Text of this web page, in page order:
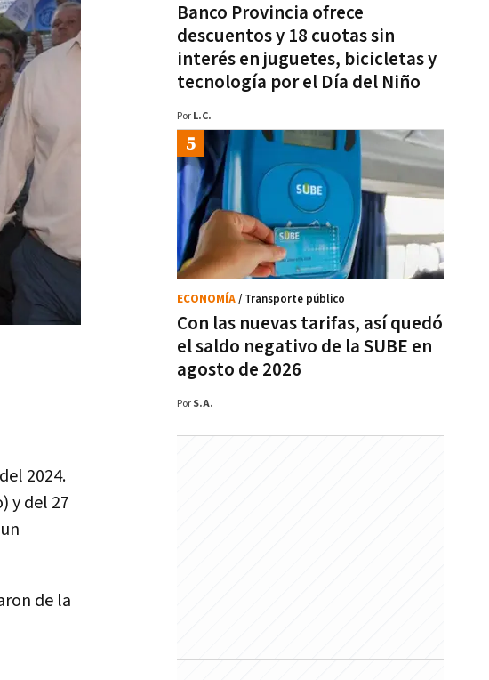
2024.
y del 27
de la
Banco Provincia ofrece
descuentos y 18 cuotas sin
interés en juguetes, bicicletas y
tecnología por el Día del Niño
Por L.C.
Con las nuevas tarifas, así quedó
el saldo negativo de la SUBE en
agosto de 2026
ECONOMÍA/ Transporte público
Por S.A.